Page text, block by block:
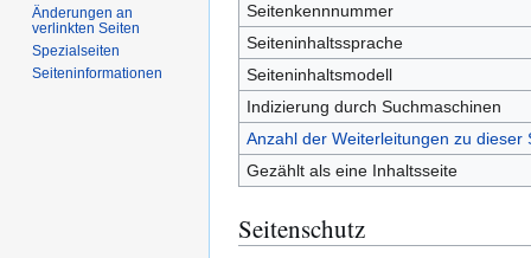
Seitenkennnummer
Seiteninhaltssprache
Seiteninhaltsmodell
Indizierung durch Suchmaschinen
Anzahl der Weiterleitungen zu dieser
Gezählt als eine Inhaltsseite
Seitenschutz
Änderungen an
verlinkten Seiten
Spezialseiten
Seiten­­informationen